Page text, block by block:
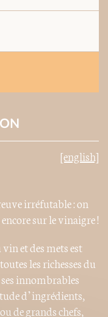
[english]
irréfutable : on
sur le vinaigre !
et des mets est
les richesses du
innombrables
d’ingrédients,
de grands chefs,